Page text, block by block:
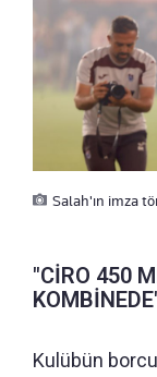
Salah'ın imza
"CİRO 450
Kulübün